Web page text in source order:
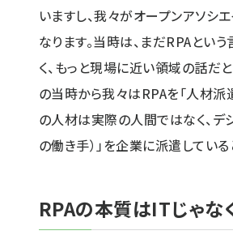
いますし、我々がオープンアソ
なります。当時は、まだRPAとい
く、もっと現場に近い領域の話だ
の当時から我々はRPAを「人材派
の人材は実際の人間ではなく、デ
の働き手）」を企業に派遣している
RPAの本質はITじゃな